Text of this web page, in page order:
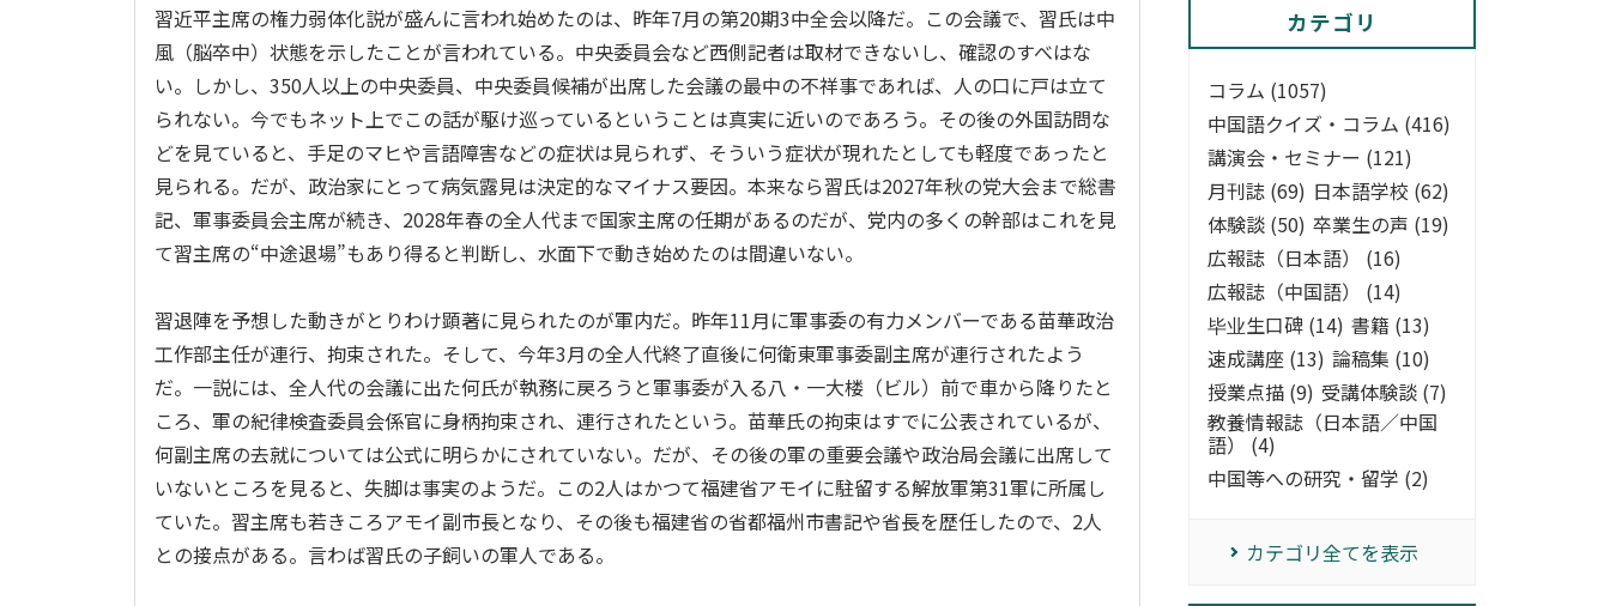
習近平主席の権力弱体化説が盛んに言われ始めたのは、昨年7月の第20期3中全会以降だ。この会議で、習氏は中
風（脳卒中）状態を示したことが言われている。中央委員会など西側記者は取材できないし、確認のすべはな
い。しかし、350人以上の中央委員、中央委員候補が出席した会議の最中の不祥事であれば、人の口に戸は立て
られない。今でもネット上でこの話が駆け巡っているということは真実に近いのであろう。その後の外国訪問な
どを見ていると、手足のマヒや言語障害などの症状は見られず、そういう症状が現れたとしても軽度であったと
見られる。だが、政治家にとって病気露見は決定的なマイナス要因。本来なら習氏は2027年秋の党大会まで総書
記、軍事委員会主席が続き、2028年春の全人代まで国家主席の任期があるのだが、党内の多くの幹部はこれを見
て習主席の“中途退場”もあり得ると判断し、水面下で動き始めたのは間違いない。
習退陣を予想した動きがとりわけ顕著に見られたのが軍内だ。昨年11月に軍事委の有力メンバーである苗華政治
工作部主任が連行、拘束された。そして、今年3月の全人代終了直後に何衛東軍事委副主席が連行されたよう
だ。一説には、全人代の会議に出た何氏が執務に戻ろうと軍事委が入る八・一大楼（ビル）前で車から降りたと
ころ、軍の紀律検査委員会係官に身柄拘束され、連行されたという。苗華氏の拘束はすでに公表されているが、
何副主席の去就については公式に明らかにされていない。だが、その後の軍の重要会議や政治局会議に出席して
いないところを見ると、失脚は事実のようだ。この2人はかつて福建省アモイに駐留する解放軍第31軍に所属し
ていた。習主席も若きころアモイ副市長となり、その後も福建省の省都福州市書記や省長を歴任したので、2人
との接点がある。言わば習氏の子飼いの軍人である。
カテゴリ
コラム (1057)
中国語クイズ・コラム (416)
講演会・セミナー (121)
月刊誌 (69) 日本語学校 (62)
体験談 (50) 卒業生の声 (19)
広報誌（日本語） (16)
広報誌（中国語） (14)
毕业生口碑 (14) 書籍 (13)
速成講座 (13) 論稿集 (10)
授業点描 (9) 受講体験談 (7)
教養情報誌（日本語／中国
語） (4)
中国等への研究・留学 (2)
カテゴリ全てを表示